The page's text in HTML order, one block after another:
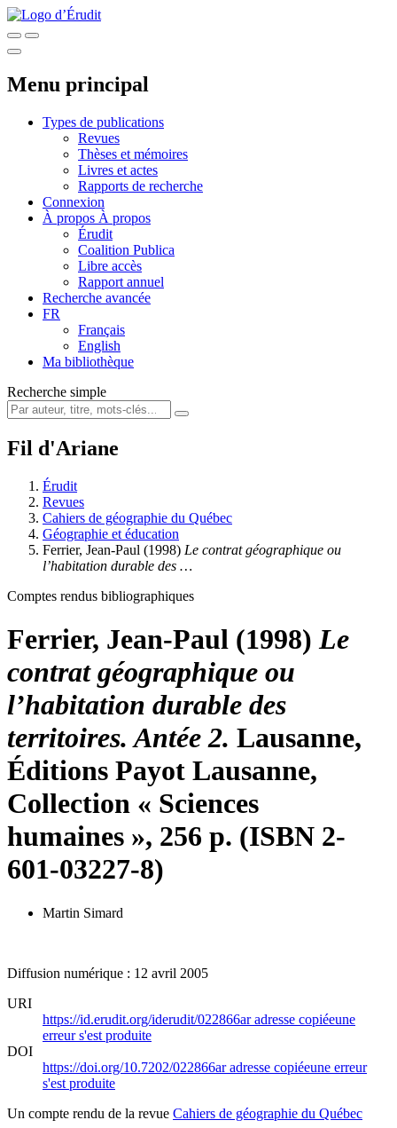
Menu principal
Types de publications
Revues
Thèses et mémoires
Livres et actes
Rapports de recherche
Connexion
À propos À propos
Érudit
Coalition Publica
Libre accès
Rapport annuel
Recherche avancée
FR
Français
English
Ma bibliothèque
Recherche simple
Fil d'Ariane
Érudit
Revues
Cahiers de géographie du Québec
Géographie et éducation
Ferrier, Jean-Paul (1998) Le contrat géographique ou
l’habitation durable des …
Comptes rendus bibliographiques
Ferrier, Jean-Paul (1998) Le
contrat géographique ou
l’habitation durable des
territoires. Antée 2. Lausanne,
Éditions Payot Lausanne,
Collection « Sciences
humaines », 256 p. (ISBN 2-
601-03227-8)
Martin Simard
Diffusion numérique : 12 avril 2005
URI
https://id.erudit.org/iderudit/022866aradresse copiéeune
erreur s'est produite
DOI
https://doi.org/10.7202/022866aradresse copiéeune erreur
s'est produite
Un compte rendu de la revue Cahiers de géographie du Québec